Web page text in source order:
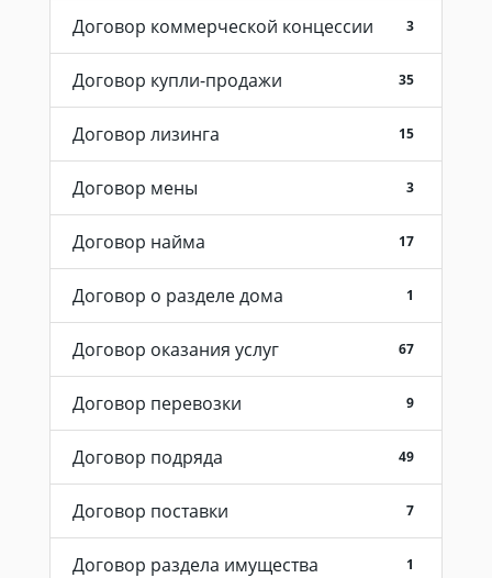
Договор коммерческой концессии 3
Договор купли-продажи 35
Договор лизинга 15
Договор мены 3
Договор найма 17
Договор о разделе дома 1
Договор оказания услуг 67
Договор перевозки 9
Договор подряда 49
Договор поставки 7
Договор раздела имущества 1